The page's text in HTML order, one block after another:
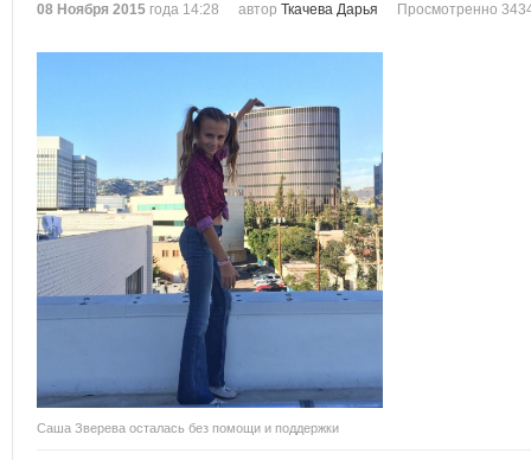
08 Ноября 2015 года 14:28 автор Ткачева Дарья Просмотренно
Саша Зверева осталась без помощи и поддержки